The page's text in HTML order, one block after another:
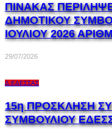
ΠΙΝΑΚΑΣ
ΔΗΜΟΤΙΚΟΥ
ΙΟΥΛΙΟΥ 2026
29/07/2026
Δ.ΈΔΕΣΣΑΣ
15η ΠΡΟΣΚΛΗΣΗ
ΣΥΜΒΟΥΛΙΟΥ